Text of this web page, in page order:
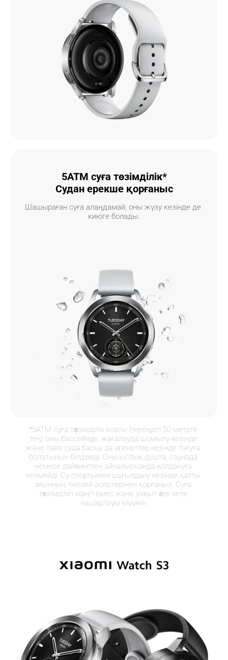
5ATM суға төзімділік*
Судан ерекше қорғаныс
Шашыраған суға алаңдамай, оны жүзу кезінде де
киюге болады.
*5АТМ суға төзімділік класы (тереңдігі 50 метрге
тең) оны бассейнде, жағалауда шомылу кезінде
және таяз суда басқа да әрекеттер кезінде тағуға
болатынын білдіреді. Оны ыстық душта, саунада
немесе дайвингпен айналысқанда қолдануға
келмейді. Су спортымен шұғылдану кезінде қатты
ағынның тікелей әсерлерінен қорғаңыз. Суға
төзімділігі мәңгі емес және уақыт өте келе
нашарлауы мүмкін.